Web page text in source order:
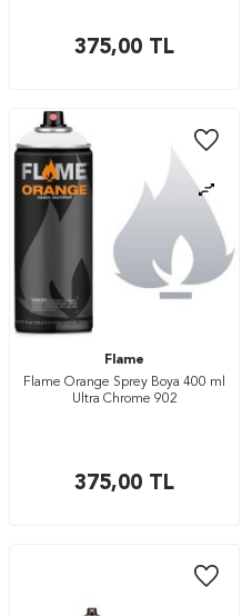
375,00 TL
Flame
Flame Orange Sprey Boya 400 ml
Ultra Chrome 902
375,00 TL